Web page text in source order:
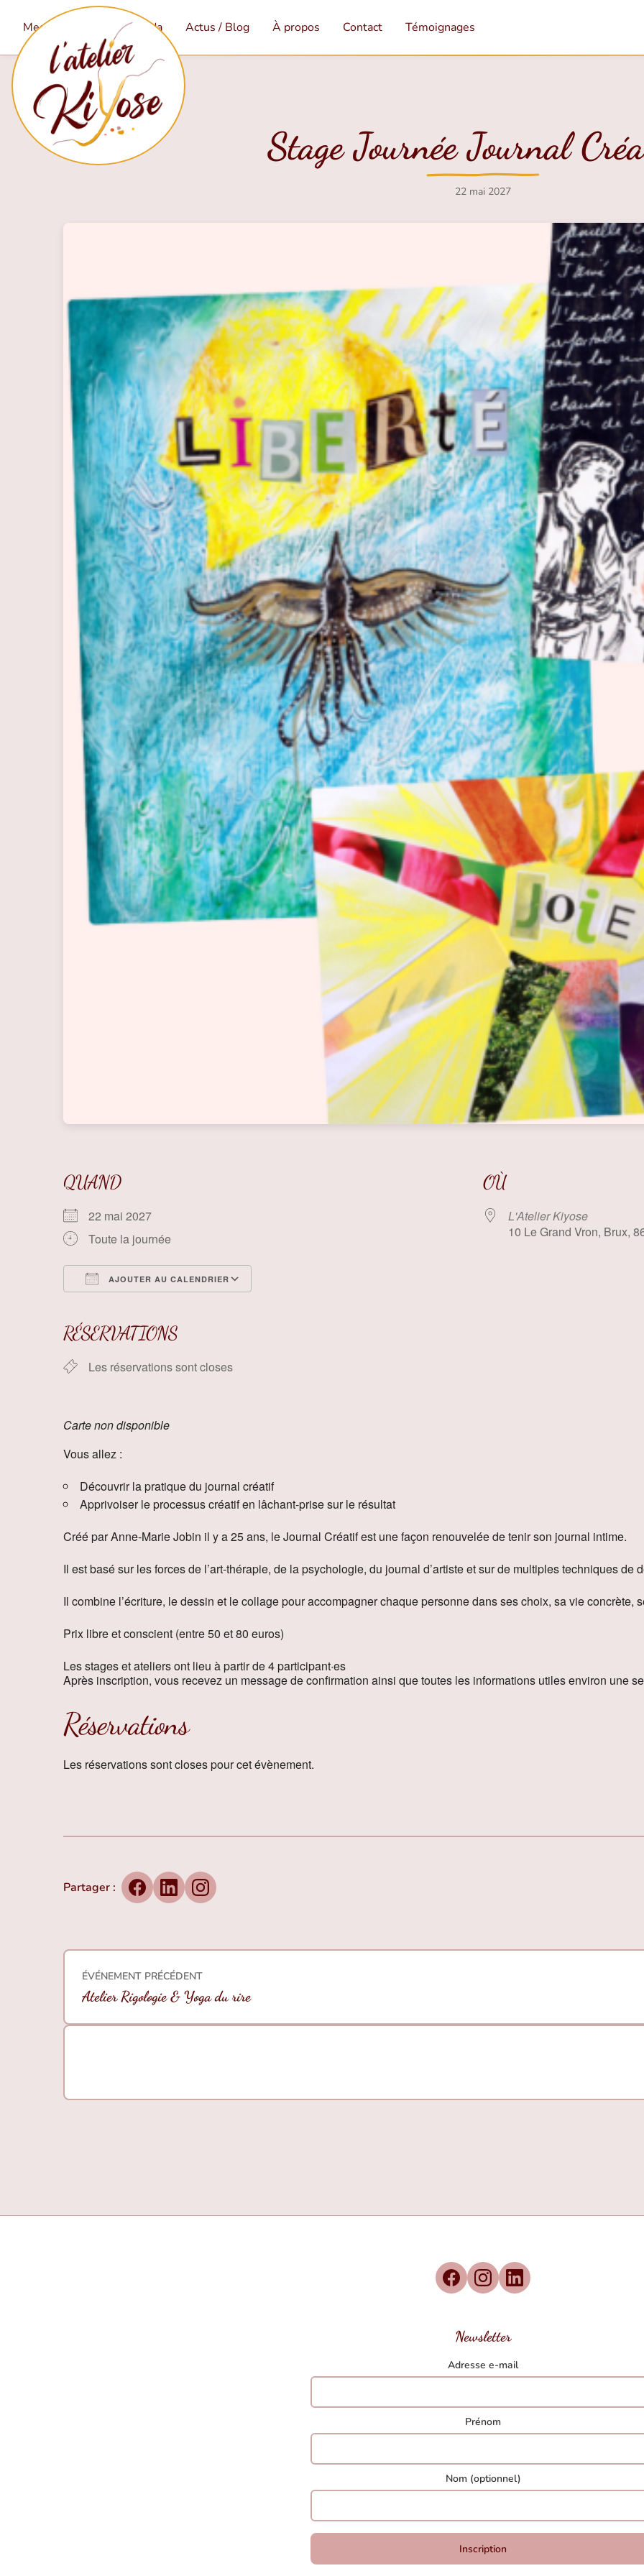
Mes services Agenda Actus / Blog À propos Contact Témoignages
Stage Journée Journal
22 mai 2027
QUAND
22 mai 2027
Toute la journée
AJOUTER AU CALENDRIER
RÉSERVATIONS
Les réservations sont closes
OÙ
L'Atelier Kiyose
10 Le Grand Vron, Brux,
Carte non disponible
Vous allez :
Découvrir la pratique du journal créatif
Apprivoiser le processus créatif en lâchant-prise sur le résultat
Créé par Anne-Marie Jobin il y a 25 ans, le Journal Créatif est une façon renouvelée de tenir son journal intime.
Il est basé sur les forces de l’art-thérapie, de la psychologie, du journal d’artiste et sur de multiples techniques de
Il combine l’écriture, le dessin et le collage pour accompagner chaque personne dans ses choix, sa vie concrète,
Prix libre et conscient (entre 50 et 80 euros)
Les stages et ateliers ont lieu à partir de 4 participant·es
Après inscription, vous recevez un message de confirmation ainsi que toutes les informations utiles environ une
Réservations
Les réservations sont closes pour cet évènement.
Partager :
FacebookLinkedInInstagram
ÉVÉNEMENT PRÉCÉDENT
Atelier Rigologie & Yoga du rire
Newsletter
Adresse e-mail
Prénom
Nom (optionnel)